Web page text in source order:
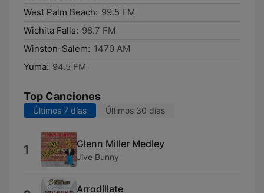
West Palm Beach: 99.5 FM
Wichita Falls: 98.7 FM
Winston-Salem: 1470 AM
Yuma: 94.5 FM
Top Canciones
Últimos 7 días Últimos 30 días
1 Glenn Miller Medley
Jive Bunny
Arrodíllate